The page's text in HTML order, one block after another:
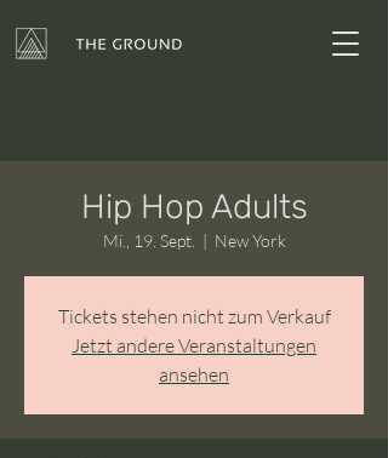
Hip Hop Adults
Mi., 19. Sept.
  |
New York
Tickets stehen nicht zum Verkauf
Jetzt andere Veranstaltungen
ansehen